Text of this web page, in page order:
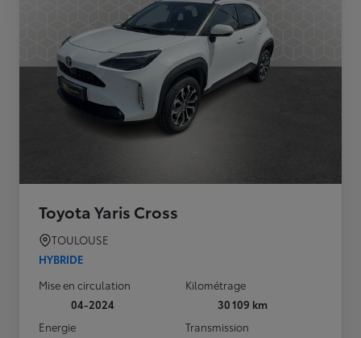
Toyota Yaris Cross
TOULOUSE
HYBRIDE
Mise en circulation
04-2024
Kilométrage
30 109 km
Energie
Transmission